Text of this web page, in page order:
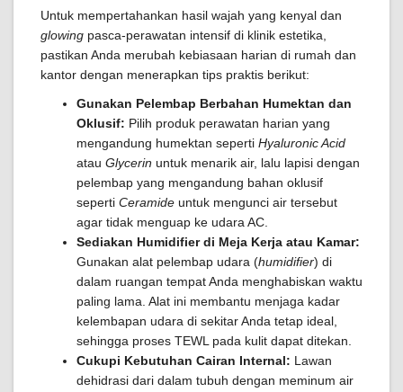
Untuk mempertahankan hasil wajah yang kenyal dan
glowing pasca-perawatan intensif di klinik estetika,
pastikan Anda merubah kebiasaan harian di rumah dan
kantor dengan menerapkan tips praktis berikut:
Gunakan Pelembap Berbahan Humektan dan
Oklusif: Pilih produk perawatan harian yang
mengandung humektan seperti Hyaluronic Acid
atau Glycerin untuk menarik air, lalu lapisi dengan
pelembap yang mengandung bahan oklusif
seperti Ceramide untuk mengunci air tersebut
agar tidak menguap ke udara AC.
Sediakan Humidifier di Meja Kerja atau Kamar:
Gunakan alat pelembap udara (humidifier) di
dalam ruangan tempat Anda menghabiskan waktu
paling lama. Alat ini membantu menjaga kadar
kelembapan udara di sekitar Anda tetap ideal,
sehingga proses TEWL pada kulit dapat ditekan.
Cukupi Kebutuhan Cairan Internal: Lawan
dehidrasi dari dalam tubuh dengan meminum air